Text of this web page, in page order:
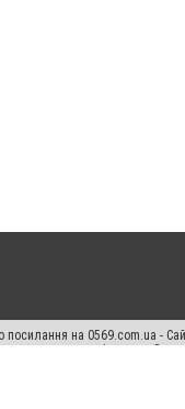
на 0569.com.ua -
прав переслідується